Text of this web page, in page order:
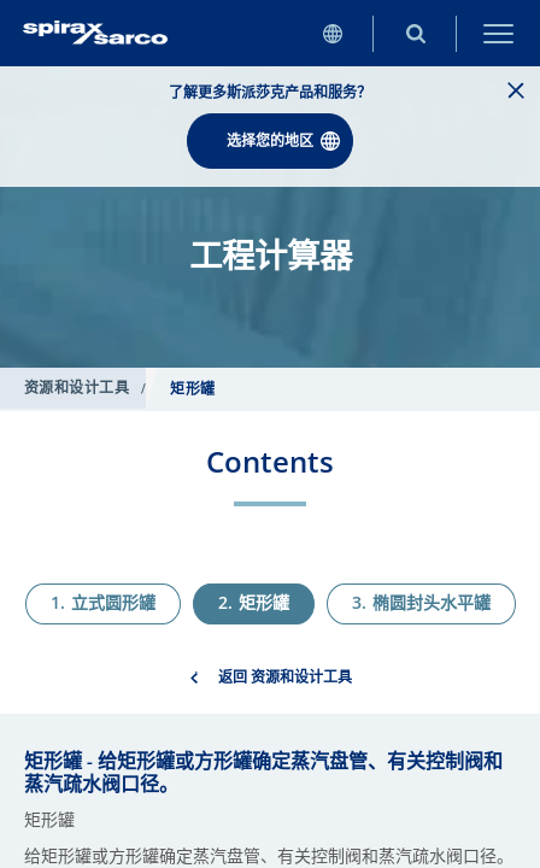
了解更多斯派莎克产品和服务？
选择您的地区
工程计算器
资源和设计工具 / 矩形罐
Contents
立式圆形罐 矩形罐 椭圆封头水平罐
返回 资源和设计工具
矩形罐 - 给矩形罐或方形罐确定蒸汽盘管、有关控制阀和
蒸汽疏水阀口径。
矩形罐
给矩形罐或方形罐确定蒸汽盘管、有关控制阀和蒸汽疏水阀口径。